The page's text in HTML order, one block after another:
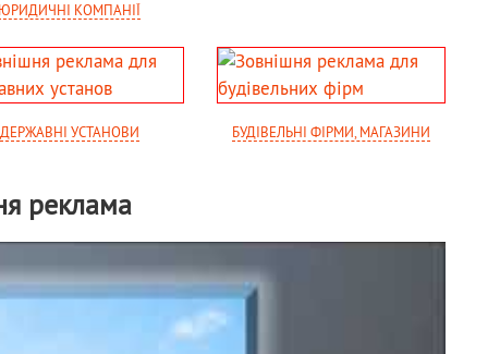
КОМПАНІЇ
ДЕРЖАВНІ УСТАНОВИ БУДІВЕЛЬНІ ФІРМИ, МАГАЗИНИ
реклама